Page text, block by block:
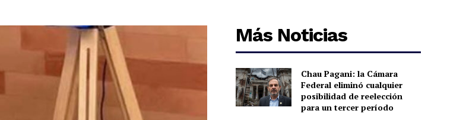
Más Noticias
Chau Pagani: la Cámara
Federal eliminó cualquier
posibilidad de reelección
para un tercer período